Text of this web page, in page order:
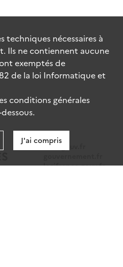
data.gouv.fr
legifrance.gouv.fr
techniques nécessaires à
Ils ne contiennent aucune
exemptés de
de la loi Informatique et
conditions générales
J'ai compris